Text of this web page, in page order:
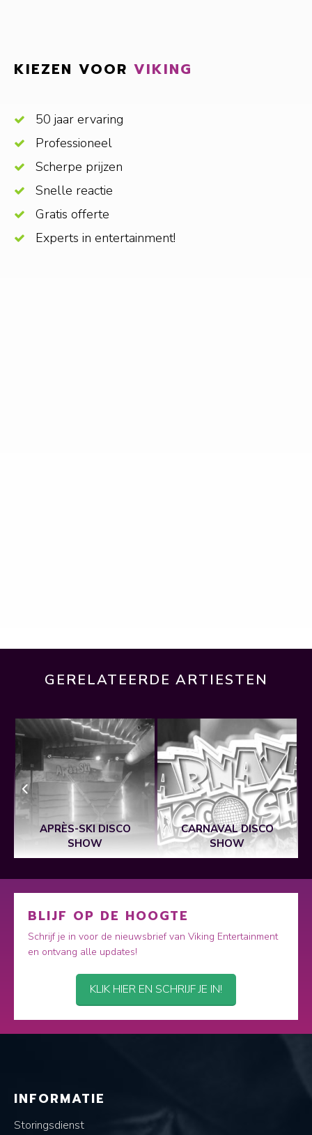
KIEZEN VOOR VIKING
50 jaar ervaring
Professioneel
Scherpe prijzen
Snelle reactie
Gratis offerte
Experts in entertainment!
GERELATEERDE ARTIESTEN
APRÈS-SKI DISCO
SHOW
CARNAVAL DISCO
SHOW
BLIJF OP DE HOOGTE
Schrijf je in voor de nieuwsbrief van Viking Entertainment
en ontvang alle updates!
KLIK HIER EN SCHRIJF JE IN!
INFORMATIE
Storingsdienst